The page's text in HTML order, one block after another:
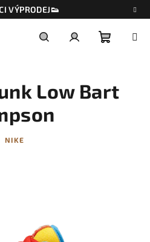
VÝPRODEJ👟
košík
Low Bart
NIKE